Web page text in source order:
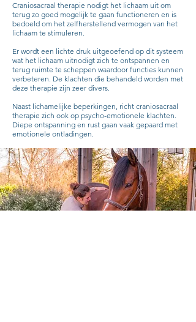
Craniosacraal therapie nodigt het lichaam uit om
terug zo goed mogelijk te gaan functioneren en is
bedoeld om het zelfherstellend vermogen van het
lichaam te stimuleren.
Er wordt een lichte druk uitgeoefend op dit systeem
wat het lichaam uitnodigt zich te ontspannen en
terug ruimte te scheppen waardoor functies kunnen
verbeteren. De klachten die behandeld worden met
deze therapie zijn zeer divers.
Naast lichamelijke beperkingen, richt craniosacraal
therapie zich ook op psycho-emotionele klachten.
Diepe ontspanning en rust gaan vaak gepaard met
emotionele ontladingen.